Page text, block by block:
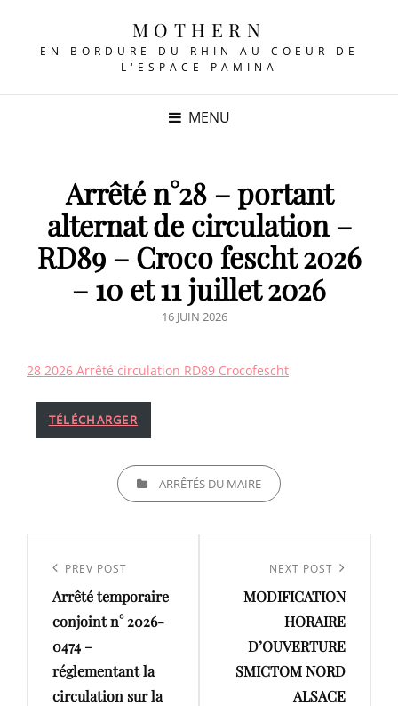
MOTHERN
EN BORDURE DU RHIN AU COEUR DE
L'ESPACE PAMINA
MENU
Arrêté n°28 – portant
alternat de circulation –
RD89 – Croco fescht 2026
– 10 et 11 juillet 2026
POSTED
16 JUIN 2026
28 2026 Arrêté circulation RD89 Crocofescht
TÉLÉCHARGER
CATEGORIESARRÊTÉS DU MAIRE
l’article
Previous
Post
PREV POST
Arrêté temporaire
conjoint n° 2026-
0474 –
réglementant la
circulation sur la
Post
NEXT POST
MODIFICATION
HORAIRE
D’OUVERTURE
SMICTOM NORD
ALSACE